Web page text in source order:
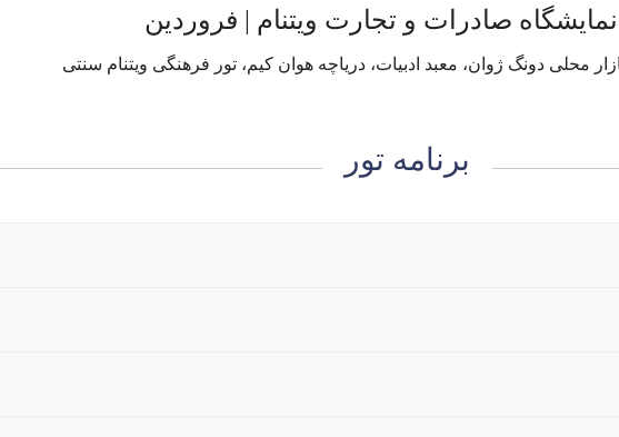
صادرات و تجارت ویتنام | فروردین
برنامه تور